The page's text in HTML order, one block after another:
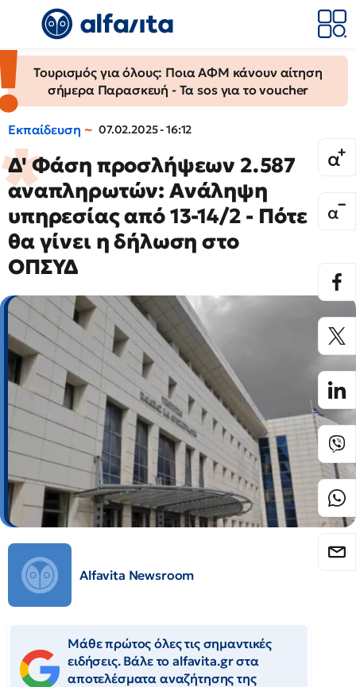
Τουρισμός για όλους: Ποια ΑΦΜ κάνουν αίτηση
σήμερα Παρασκευή - Τα sos για το voucher
Εκπαίδευση 07.02.2025 - 16:12
Δ' Φάση προσλήψεων 2.587
αναπληρωτών: Aνάληψη
υπηρεσίας από 13-14/2 - Πότε
θα γίνει η δήλωση στο
ΟΠΣΥΔ
Alfavita Newsroom
Μάθε πρώτος όλες τις σημαντικές
ειδήσεις. Βάλε το alfavita.gr στα
αποτελέσματα αναζήτησης της